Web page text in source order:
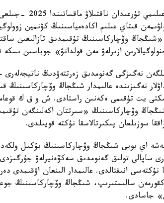
شىڭجاڭ وۆچاركاسىنىڭ شىعۋ
قىتاي عىلىم اكادەمياسىنىڭ كۋنمين
وۆچاركاسىنىڭ تۇقىمدىق تازالىعىن
ازىرلەۋ مەن قولدانۋ» جوباسىن ىسكە
نەگىزگى گەنومدىق زەرتتەۋدىڭ ناتيجەلەرى
نەگىزىندە عالىمدار شىڭجاڭ وۆچاركاسىنىڭ
يت تۇقىمى ەكەنىن راستادى. ش و ق ك
شىڭجاڭ وۆچاركاسىنىڭ «سىرتتان اكەلىنگەن
سوزىلعان پىكىرتالاسقا نۇكتە قويىلدى.
اي بويى شىڭجاڭ وۆچاركاسىنىڭ بۇكىل
نۇكتەسى انىقتالدى. عالىمدار الىنعان اۋقىمدى
سالىستىرىپ، شىڭجاڭ وۆچاركاسىنىڭ
جاسادى.